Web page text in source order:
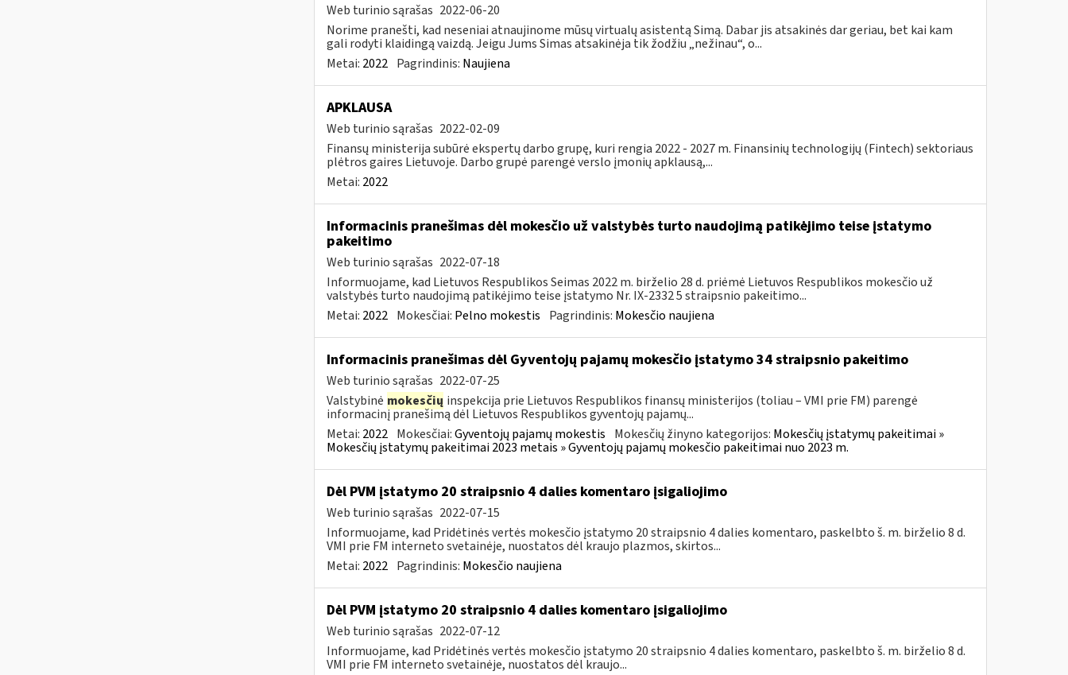
Web turinio sąrašas 2022-06-20
Norime pranešti, kad neseniai atnaujinome mūsų virtualų asistentą Simą. Dabar jis atsakinės dar geriau, bet kai kam
gali rodyti klaidingą vaizdą. Jeigu Jums Simas atsakinėja tik žodžiu „nežinau“, o...
Metai: 2022 Pagrindinis: Naujiena
APKLAUSA
Web turinio sąrašas 2022-02-09
Finansų ministerija subūrė ekspertų darbo grupę, kuri rengia 2022 - 2027 m. Finansinių technologijų (Fintech) sektoriaus
plėtros gaires Lietuvoje. Darbo grupė parengė verslo įmonių apklausą,...
Metai: 2022
Informacinis pranešimas dėl mokesčio už valstybės turto naudojimą patikėjimo teise įstatymo
pakeitimo
Web turinio sąrašas 2022-07-18
Informuojame, kad Lietuvos Respublikos Seimas 2022 m. birželio 28 d. priėmė Lietuvos Respublikos mokesčio už
valstybės turto naudojimą patikėjimo teise įstatymo Nr. IX-2332 5 straipsnio pakeitimo...
Metai: 2022 Mokesčiai: Pelno mokestis Pagrindinis: Mokesčio naujiena
Informacinis pranešimas dėl Gyventojų pajamų mokesčio įstatymo 34 straipsnio pakeitimo
Web turinio sąrašas 2022-07-25
Valstybinė mokesčių inspekcija prie Lietuvos Respublikos finansų ministerijos (toliau – VMI prie FM) parengė
informacinį pranešimą dėl Lietuvos Respublikos gyventojų pajamų...
Metai: 2022 Mokesčiai:Gyventojų pajamų mokestis Mokesčių žinyno kategorijos: Mokesčių įstatymų pakeitimai »
Mokesčių įstatymų pakeitimai 2023 metais » Gyventojų pajamų mokesčio pakeitimai nuo 2023 m.
Dėl PVM įstatymo 20 straipsnio 4 dalies komentaro įsigaliojimo
Web turinio sąrašas 2022-07-15
Informuojame, kad Pridėtinės vertės mokesčio įstatymo 20 straipsnio 4 dalies komentaro, paskelbto š. m. birželio 8 d.
VMI prie FM interneto svetainėje, nuostatos dėl kraujo plazmos, skirtos...
Metai: 2022 Pagrindinis: Mokesčio naujiena
Dėl PVM įstatymo 20 straipsnio 4 dalies komentaro įsigaliojimo
Web turinio sąrašas 2022-07-12
Informuojame, kad Pridėtinės vertės mokesčio įstatymo 20 straipsnio 4 dalies komentaro, paskelbto š. m. birželio 8 d.
VMI prie FM interneto svetainėje, nuostatos dėl kraujo...